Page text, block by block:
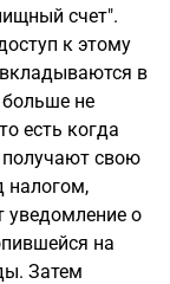
счет".
к этому
вкладываются в
не
есть когда
получают свою
налогом,
уведомление о
на
Затем